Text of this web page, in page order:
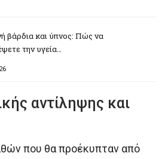
βάρδια και ύπνος: Πώς να
την υγεία…
αντίληψης και
που θα προέκυπταν από